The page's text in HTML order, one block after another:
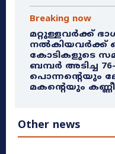
Breaking now
മറ്റുള്ളവർക്ക്
നൽകിയവർക്ക്
കോടികളുടെ
ബമ്പർ അടിച്ച
പൊന്നന്റെയും
മകന്റെയും
Other news